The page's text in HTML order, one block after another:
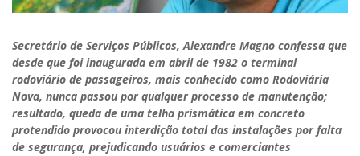
Secretário de Serviços Públicos, Alexandre Magno confessa que
desde que foi inaugurada em abril de 1982 o terminal
rodoviário de passageiros, mais conhecido como Rodoviária
Nova, nunca passou por qualquer processo de manutenção;
resultado, queda de uma telha prismática em concreto
protendido provocou interdição total das instalações por falta
de segurança, prejudicando usuários e comerciantes